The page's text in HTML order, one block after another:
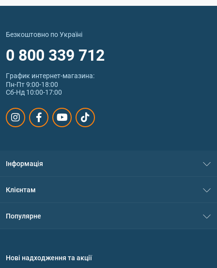
Безкоштовно по Україні
0 800 339 712
График интернет‑магазина:
Пн-Пт 9:00-18:00
Сб-Нд 10:00-17:00
Інформація
Політика конфіденційності
Обмін та повернення
Клієнтам
Популярне
Протеїн
Нові надходження та акції